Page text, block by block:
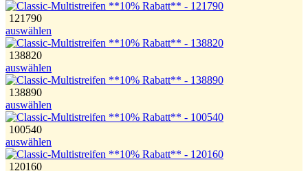
121790
auswählen
138820
auswählen
138890
auswählen
100540
auswählen
120160